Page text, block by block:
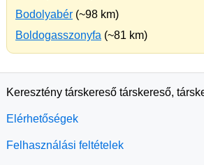
Bodolyabér (~98 km)
Boldogasszonyfa (~81 km)
Keresztény társkereső társkereső,
Elérhetőségek
Felhasználási feltételek